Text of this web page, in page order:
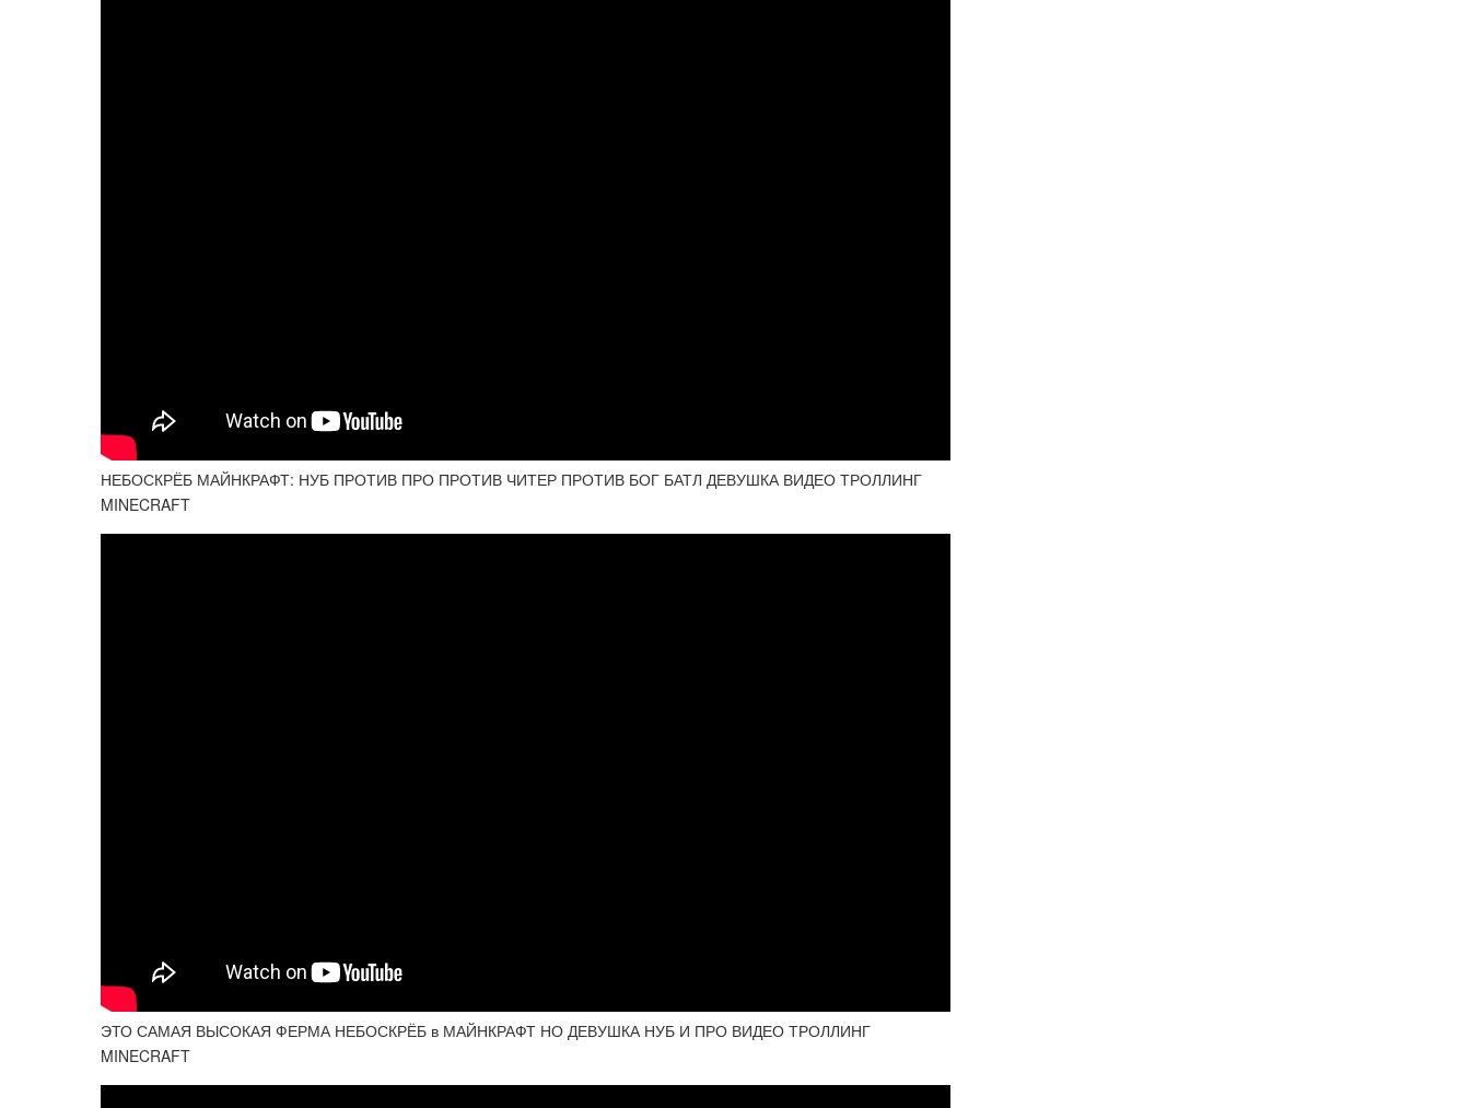
НЕБОСКРЁБ МАЙНКРАФТ: НУБ ПРОТИВ ПРО ПРОТИВ ЧИТЕР ПРОТИВ БОГ БАТЛ ДЕВУШКА ВИДЕО ТРОЛЛИНГ
MINECRAFT
ЭТО САМАЯ ВЫСОКАЯ ФЕРМА НЕБОСКРЁБ в МАЙНКРАФТ НО ДЕВУШКА НУБ И ПРО ВИДЕО ТРОЛЛИНГ
MINECRAFT